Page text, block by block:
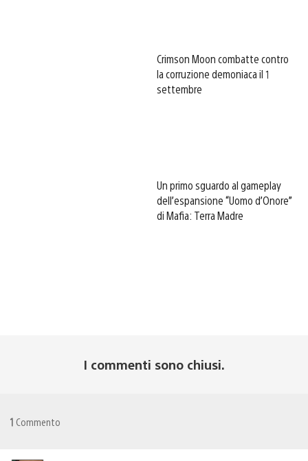
Crimson Moon combatte contro
la corruzione demoniaca il 1
settembre
Un primo sguardo al gameplay
dell’espansione “Uomo d’Onore”
di Mafia: Terra Madre
I commenti sono chiusi.
1 Commento